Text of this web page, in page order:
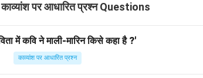
पर आधारित प्रश्न Questions
में कवि ने माली-मारिन किसे कहा है ?'
काव्यांश पर आधारित प्रश्न